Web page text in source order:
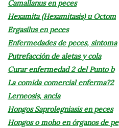
Camallanus en peces
Hexamita (Hexamitasis) u Octom
Ergasilus en peces
Enfermedades de peces, síntoma
Putrefacción de aletas y cola
Curar enfermedad 2 del Punto b
La comida comercial enferma?2
Lerneosis, ancla
Hongos Saprolegniasis en peces
Hongos o moho en órganos de pe